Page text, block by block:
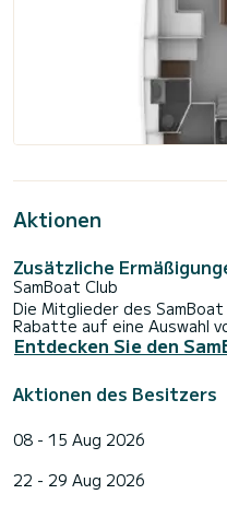
Aktionen
Zusätzliche
SamBoat Club
Die Mitglieder des
Rabatte auf eine Auswahl
Entdecken Sie den
Aktionen des Besitzers
08 - 15 Aug 2026
22 - 29 Aug 2026